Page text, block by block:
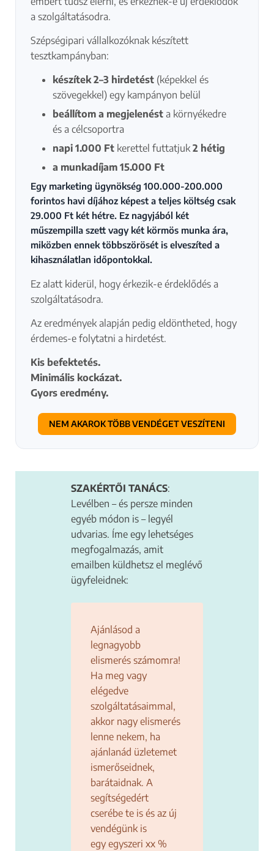
a szolgáltatásodra.
Szépségipari vállalkozóknak készített
tesztkampányban:
készítek 2–3 hirdetést (képekkel és
szövegekkel) egy kampányon belül
beállítom a megjelenést a környékedre
és a célcsoportra
napi 1.000 Ft kerettel futtatjuk2 hétig
a munkadíjam 15.000 Ft
Egy marketing ügynökség 100.000-200.000
forintos havi díjához képest a teljes költség csak
29.000 Ft két hétre. Ez nagyjából két
műszempilla szett vagy két körmös munka ára,
miközben ennek többszörösét is elveszíted a
kihasználatlan időpontokkal.
Ez alatt kiderül, hogy érkezik-e érdeklődés a
szolgáltatásodra.
Az eredmények alapján pedig eldöntheted, hogy
érdemes-e folytatni a hirdetést.
Kis befektetés.
Minimális kockázat.
Gyors eredmény.
NEM AKAROK TÖBB VENDÉGET VESZÍTENI
A hirdetéssel
kapcsolatos
információk
Miért szeretnél most hirdetni?
Több vendéget szeretnék a
szolgáltatásaimra
A szalonom ismertségét
Új szolgáltatást szeretnék
bevezetni
Képzésre szeretnék több
jelentkezőt
Szalonba keresek munkatársat
Többet is választhatsz.
Mivel foglalkozol?*
Barber
Fodrász
Hajhosszabbítás / Hajfonás
Kéz és körömápoló
Kozmetikus
SZAKÉRTŐI TANÁCS:
Levélben – és persze minden
egyéb módon is – legyél
udvarias. Íme egy lehetséges
megfogalmazás, amit
emailben küldhetsz el meglévő
ügyfeleidnek:
Ajánlásod a
legnagyobb
elismerés számomra!
Ha meg vagy
elégedve
szolgáltatásaimmal,
akkor nagy elismerés
lenne nekem, ha
ajánlanád üzletemet
ismerőseidnek,
barátaidnak. A
segítségedért
cserébe te is és az új
vendégünk is
egy egyszeri xx %